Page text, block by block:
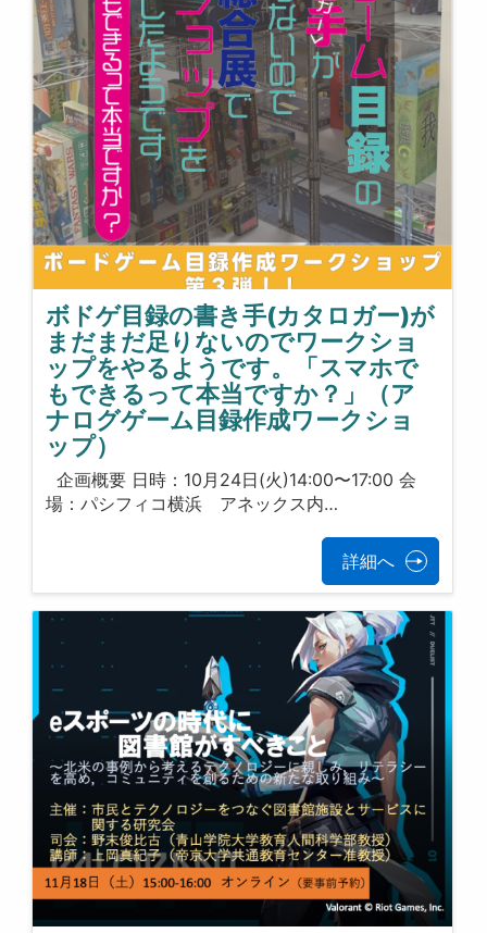
ボドゲ目録の書き手(カタロガー)が
まだまだ足りないのでワークショ
ップをやるようです。「スマホで
もできるって本当ですか？」（ア
ナログゲーム目録作成ワークショ
ップ）
企画概要 日時：10月24日(火)14:00〜17:00 会
場：パシフィコ横浜 アネックス内…
詳細へ